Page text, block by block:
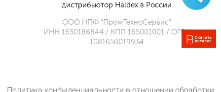
дистрибьютор Haldex в России
ООО НПФ “ПромТехноСервис”
ИНН 1650186844 / КПП 165001001 / ОГРН
1081650019934
Политика конфиденциальности в отношении обработки